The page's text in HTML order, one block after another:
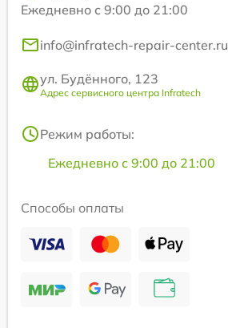
Ежедневно с 9:00 до 21:00
info@infratech-repair-center.ru
ул. Будённого, 123
Адрес сервисного центра Infratech
Режим работы:
Ежедневно с 9:00 до 21:00
Способы оплаты